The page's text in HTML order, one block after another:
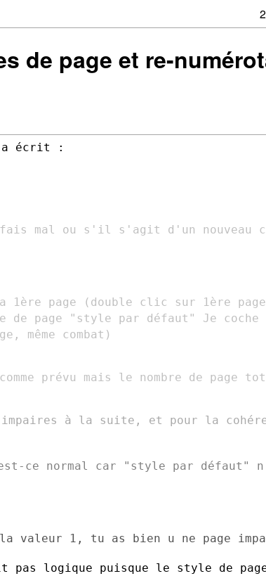
de page et re-
fais mal ou s'il s'agit d'un nouveau
1ère page (double clic sur 1ère
de page "style par défaut" Je
même combat)
prévu mais le nombre de page
impaires à la suite, et pour la
ce normal car "style par défaut"
la valeur 1, tu as bien u ne page
pas logique puisque le style de